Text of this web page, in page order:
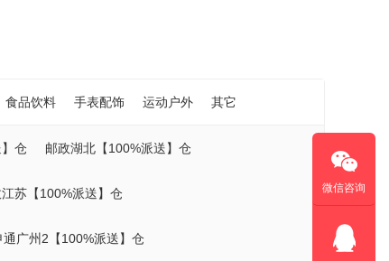
食品饮料 手表配饰 运动户外 其它
仓 邮政湖北【100%派送】仓
苏【100%派送】仓
通广州2【100%派送】仓
微信咨询